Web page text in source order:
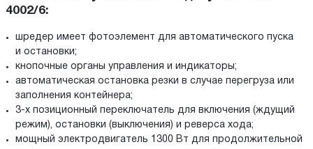
4002/6:
шредер имеет фотоэлемент для автоматического пуска
и остановки;
кнопочные органы управления и индикаторы;
автоматическая остановка резки в случае перегруза или
заполнения контейнера;
3-х позиционный переключатель для включения (ждущий
режим), остановки (выключения) и реверса хода;
мощный электродвигатель 1300 Вт для продолжительной